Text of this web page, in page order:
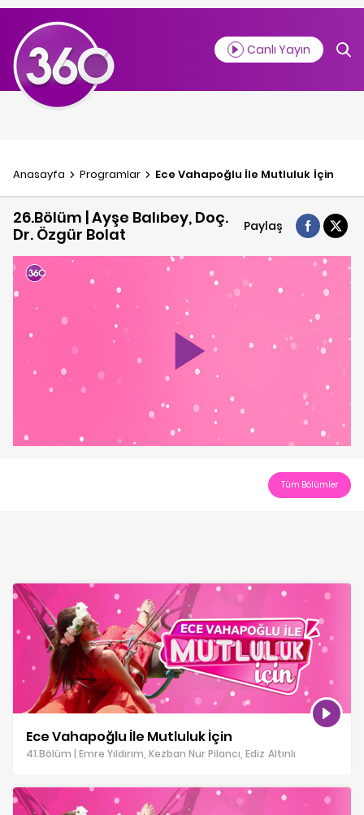
Canlı Yayın
Anasayfa Programlar Ece Vahapoğlu İle Mutluluk İçin
26.Bölüm | Ayşe Balıbey, Doç.
Dr. Özgür Bolat
Paylaş
Play
Video
Tüm Bölümler
Ece Vahapoğlu İle Mutluluk İçin
41.Bölüm | Emre Yıldırım, Kezban Nur Pilancı, Ediz Altınlı